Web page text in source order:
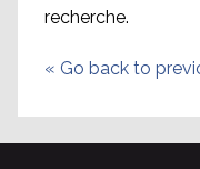
recherche.
« Go back to